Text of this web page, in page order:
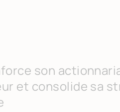
son
et consolide sa